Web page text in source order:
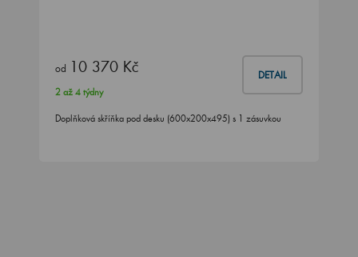
od 10 370 Kč DETAIL
2 až 4 týdny
Doplňková skříňka pod desku (600x200x495) s 1 zásuvkou